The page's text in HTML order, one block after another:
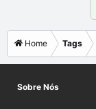
Home Tags
Sobre Nós